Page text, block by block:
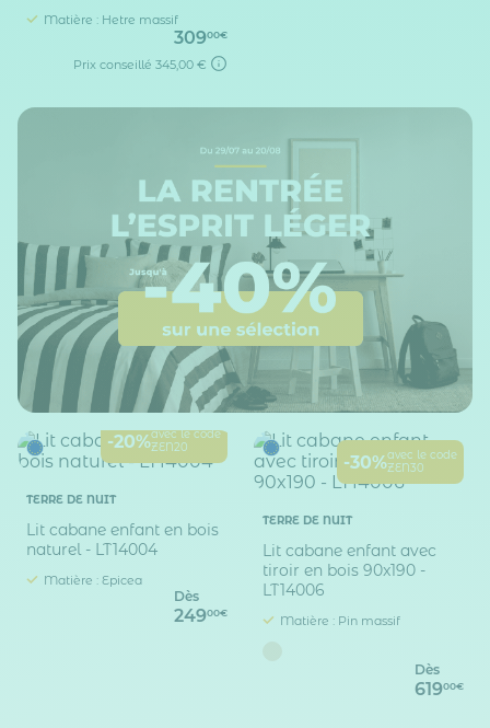
Matière : Hetre massif
30900€
Prix conseillé 345,00 €
-20%avec le code
ZEN20
TERRE DE NUIT
Lit cabane enfant en bois
naturel - LT14004
Matière : Epicea
Dès
24900€
-30%avec le code
ZEN30
TERRE DE NUIT
Lit cabane enfant avec
tiroir en bois 90x190 -
LT14006
Matière : Pin massif
Dès
61900€